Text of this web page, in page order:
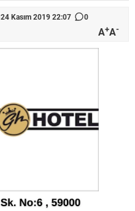
24 Kasım 2019 22:07
0
A+A-